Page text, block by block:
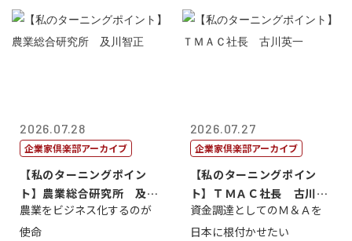
2026.07.28
企業家倶楽部アーカイブ
【私のターニングポイン
ト】農業総合研究所 及川
智正
農業をビジネス化するのが
使命
2026.07.27
企業家倶楽部アーカイブ
【私のターニングポイン
ト】ＴＭＡＣ社長 古川英
一
資金調達としてのＭ＆Ａを
日本に根付かせたい